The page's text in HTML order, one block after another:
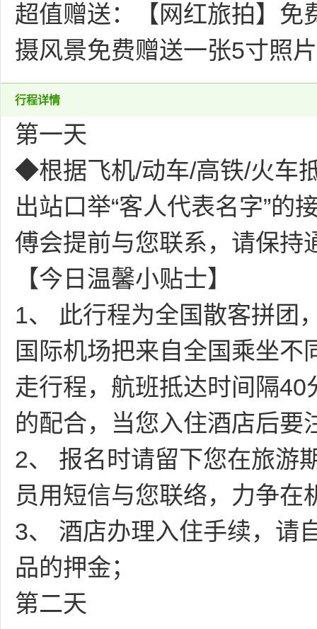
超值赠送：【网红旅拍】免
摄风景免费赠送一张5寸照片
行程详情
第一天
◆根据飞机/动车/高铁/火车
出站口举“客人代表名字”的
傅会提前与您联系，请保持
【今日温馨小贴士】
1、 此行程为全国散客拼团
国际机场把来自全国乘坐
走行程，航班抵达时间隔
的配合，当您入住酒店后要
2、 报名时请留下您在旅游
员用短信与您联络，力争
3、 酒店办理入住手续，请
品的押金；
第二天